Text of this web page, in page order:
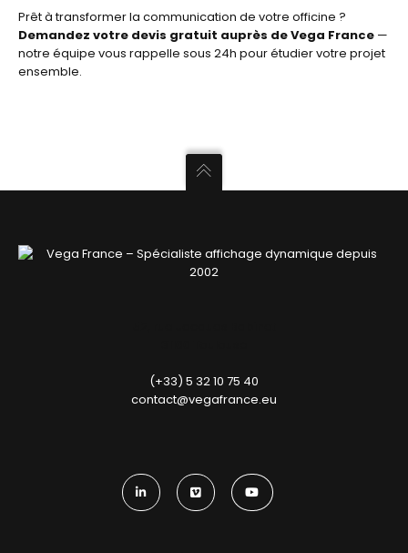
Prêt à transformer la communication de votre officine ?
Demandez votre devis gratuit auprès de Vega France —
notre équipe vous rappelle sous 24h pour étudier votre projet
ensemble.
(+33) 5 32 10 75 40
contact@vegafrance.eu